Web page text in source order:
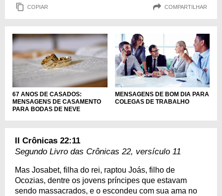
COPIAR COMPARTILHAR
67 ANOS DE CASADOS:
MENSAGENS DE CASAMENTO
PARA BODAS DE NEVE
MENSAGENS DE BOM DIA PARA
COLEGAS DE TRABALHO
II Crônicas 22:11
Segundo Livro das Crônicas 22, versículo 11
Mas Josabet, filha do rei, raptou Joás, filho de
Ocozias, dentre os jovens príncipes que estavam
sendo massacrados, e o escondeu com sua ama no